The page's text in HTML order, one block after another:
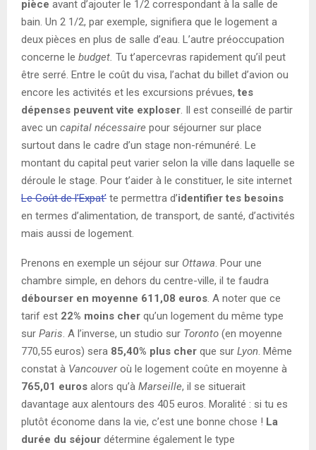
pièce avant d’ajouter le 1/2 correspondant à la salle de
bain. Un 2 1/2, par exemple, signifiera que le logement a
deux pièces en plus de salle d’eau. L’autre préoccupation
concerne le budget. Tu t’apercevras rapidement qu’il peut
être serré. Entre le coût du visa, l’achat du billet d’avion ou
encore les activités et les excursions prévues, tes
dépenses peuvent vite exploser. Il est conseillé de partir
avec un capital nécessaire pour séjourner sur place
surtout dans le cadre d’un stage non-rémunéré. Le
montant du capital peut varier selon la ville dans laquelle se
déroule le stage. Pour t’aider à le constituer, le site internet
Le Coût de l’Expat’ te permettra d’identifier tes besoins
en termes d’alimentation, de transport, de santé, d’activités
mais aussi de logement.
Prenons en exemple un séjour sur Ottawa. Pour une
chambre simple, en dehors du centre-ville, il te faudra
débourser en moyenne 611,08 euros. A noter que ce
tarif est 22% moins cher qu’un logement du même type
sur Paris. A l’inverse, un studio sur Toronto (en moyenne
770,55 euros) sera 85,40% plus cher que sur Lyon. Même
constat à Vancouveroù le logement coûte en moyenne à
765,01 euros alors qu’à Marseille, il se situerait
davantage aux alentours des 405 euros. Moralité : si tu es
plutôt économe dans la vie, c’est une bonne chose ! La
durée du séjour détermine également le type